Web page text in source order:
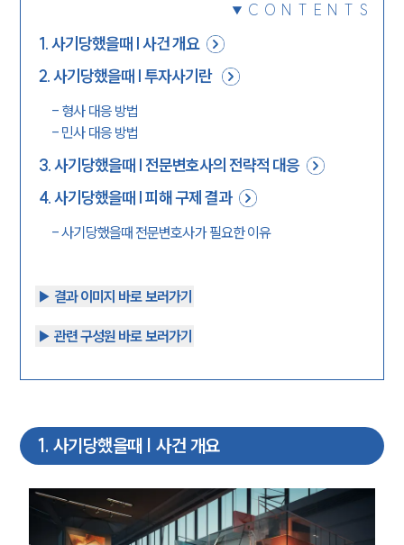
CONTENTS
1.사기당했을때 | 사건 개요
2.사기당했을때 | 투자사기란
- 형사 대응 방법
- 민사 대응 방법
3.사기당했을때 | 전문변호사의 전략적 대응
4.사기당했을때 | 피해 구제 결과
-사기당했을때 전문변호사가 필요한 이유
▶︎ 결과 이미지 바로 보러가기
▶︎ 관련 구성원 바로 보러가기
1. 사기당했을때 | 사건 개요